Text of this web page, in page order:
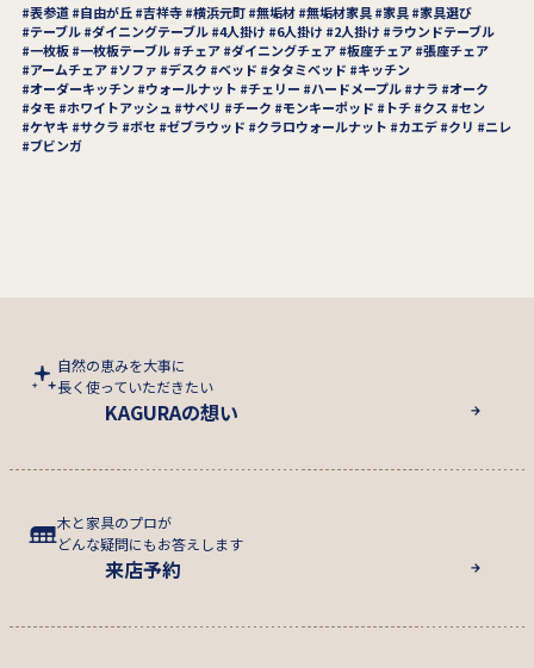
表参道 自由が丘 吉祥寺 横浜元町 無垢材 無垢材家具 家具
家具選び
テーブル ダイニングテーブル 4人掛け 6人掛け 2人掛け
ラウンドテーブル
一枚板 一枚板テーブル チェア ダイニングチェア 板座チェア 張座チェア
アームチェア
ソファ デスク ベッド タタミベッド
キッチン
オーダーキッチン
ウォールナット チェリー ハードメープル ナラ
オーク
タモ
ホワイトアッシュ サペリ チーク モンキーポッド トチ クス
セン
ケヤキ
サクラ ボセ ゼブラウッド クラロウォールナット カエデ クリ
ニレ
ブビンガ
自然の恵みを大事に
長く使っていただきたい
KAGURAの想い
木と家具のプロが
どんな疑問にもお答えします
来店予約